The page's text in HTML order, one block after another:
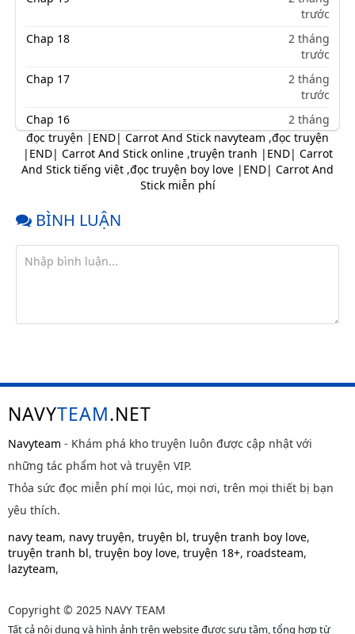
trước
Chap 18
2 tháng
trước
Chap 17
2 tháng
trước
Chap 16
2 tháng
trước
Chap 15
2 tháng
trước
Chap 11
2 tháng
Chap 8
2 tháng
Chap 7
2 tháng
trước
trước
Chap 5
2 tháng
Chap 4
đọc truyện |END| Carrot And Stick navyteam ,đọc truyện
|END| Carrot And Stick online,truyện tranh |END| Carrot
And Stick tiếng việt ,đọc truyện boy love |END| Carrot And
Stick miễn phí
BÌNH LUẬN
NAVYTEAM.NET
Navyteam - Khám phá kho truyện luôn được cập nhật với
những tác phẩm hot và truyện VIP.
Thỏa sức đọc miễn phí mọi lúc, mọi nơi, trên mọi thiết bị bạn
yêu thích.
navy team, navy truyện, truyện bl, truyện tranh boy love,
truyện tranh bl, truyện boy love, truyện 18+, roadsteam,
lazyteam,
Copyright © 2025 NAVY TEAM
Tất cả nội dung và hình ảnh trên website được sưu tầm, tổng hợp từ